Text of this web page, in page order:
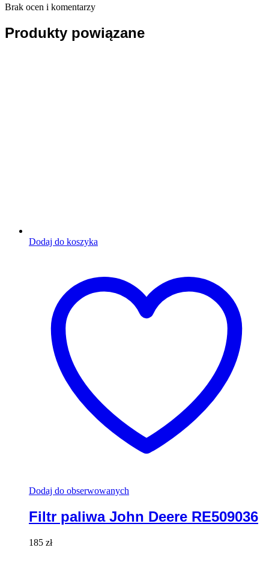
Brak ocen i komentarzy
Produkty powiązane
Dodaj do koszyka
Dodaj do obserwowanych
Filtr paliwa John Deere RE509036
185 zł